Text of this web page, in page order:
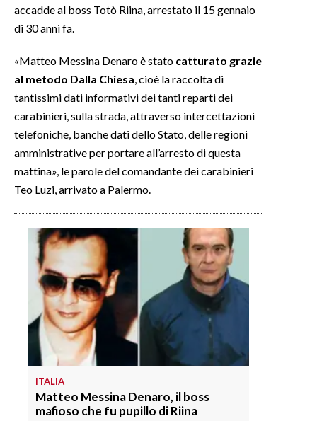
accadde al boss Totò Riina, arrestato il 15 gennaio
di 30 anni fa.
«Matteo Messina Denaro è stato catturato grazie
al metodo Dalla Chiesa , cioè la raccolta di
tantissimi dati informativi dei tanti reparti dei
carabinieri, sulla strada, attraverso intercettazioni
telefoniche, banche dati dello Stato, delle regioni
amministrative per portare all’arresto di questa
mattina», le parole del comandante dei carabinieri
Teo Luzi, arrivato a Palermo.
ITALIA
Matteo Messina Denaro, il boss
mafioso che fu pupillo di Riina